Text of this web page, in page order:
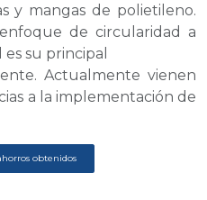
y mangas de polietileno.
de circularidad a
su principal
Actualmente vienen
a la implementación de
obtenidos